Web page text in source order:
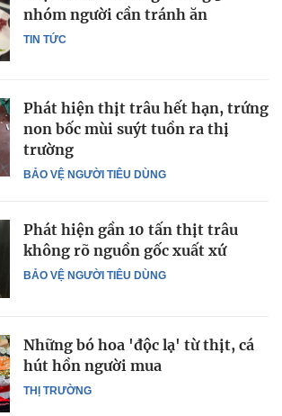
TIN TỨC
nhóm người cần tránh ăn
BẢO VỆ NGƯỜI TIÊU DÙNG
Phát hiện thịt trâu hết hạn, trứng
non bốc mùi suýt tuồn ra thị
trường
BẢO VỆ NGƯỜI TIÊU DÙNG
Phát hiện gần 10 tấn thịt trâu
không rõ nguồn gốc xuất xứ
THỊ TRƯỜNG
Những bó hoa 'độc lạ' từ thịt, cá
hút hồn người mua